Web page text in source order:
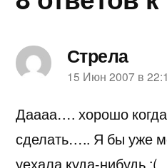
Стрела
пишет:
15 Июн 2007 в
Даааа…. хорошо
сделать….. Я бы уже
уехала куда-нибудь :(